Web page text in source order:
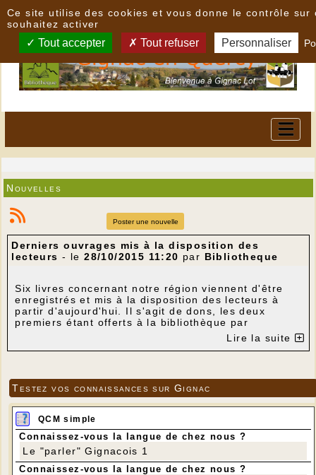
Nouvelles
Poster une nouvelle
Derniers ouvrages mis à la disposition des
lecteurs - le28/10/2015 11:20 par Bibliotheque
Six livres concernant notre région viennent d'être
enregistrés et mis à la disposition des lecteurs à
partir d'aujourd'hui. Il s'agit de dons, les deux
premiers étant offerts à la bibliothèque par
- Michel Lorblanchet,Art pariétal, Grottes
tome 2 :l'arrière
- Danielle et Pierre Roy,
Autour de
Morts pacifistes en France
- Jacques Louis Delpal,
le Quercy aujourd'hui
- Georges Rocal,Vieilles coutumes
magiques en Périgord
- Michèle Aué,Le Quercy
Lire la suite
Testez vos connaissances sur Gignac
QCM simple
Connaissez-vous la langue de chez nous ?
Le "parler" Gignacois 1
Connaissez-vous la langue de chez nous ?
Ce site utilise des cookies et vous donne le contrôle sur
souhaitez activer
Tout accepter Tout refuser Personnaliser